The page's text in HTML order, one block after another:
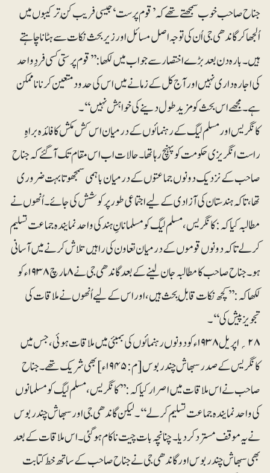
جناح صاحب خوب سمجھتے تھے کہ ’قوم پرست‘ جیسی فریب کُن ترکیبوں میں
اُلجھا کر گاندھی جی اُن کی توجہ اصل مسائل اور زیربحث نکات سے ہٹانا چاہتے
ہیں۔ بارہ دن بعد بڑے اختصار سے جواب میں لکھا: ’’قوم پرستی کسی فردِ واحد
کی اجارہ داری نہیں اور آج کل کے زمانے میں اس کی حدود متعین کرنا ناممکن
ہے۔ مجھے اس بحث کو مزید طول دینے کی خواہش نہیں‘‘۔
کانگریس اور مسلم لیگ کے رہنمائوں کے درمیان اس کش مکش کا فائدہ براہِ
راست انگریزی حکومت کو پہنچ رہا تھا۔ حالات اب اس مقام تک آگئے کہ جناح
صاحب کے نزدیک دونوں جماعتوں کے درمیان باہمی سمجھوتا بہت ضروری
تھا، تاکہ ہندستان کی آزادی کے لیے اجتماعی طور پر کوشش کی جائے۔ اُنھوں نے
مطالبہ کیا کہ: کانگریس، مسلم لیگ کو مسلمانانِ ہند کی واحد نمایندہ جماعت تسلیم
کرلے تاکہ دونوں قوموں کے درمیان تعاون کی راہیں تلاش کرنے میں آسانی
ہو۔ جناح صاحب کا مطالبہ جان لینے کے بعد گاندھی جی نے ۸مارچ ۱۹۳۸ء کو
لکھا کہ: ’’کچھ نکات قابلِ بحث ہیں، اور اس کے لیے اُنھوں نے ملاقات کی
تجویز پیش کی‘‘۔
۲۸؍اپریل ۱۹۳۸ء کو دونوں رہنمائوں کی بمبئی میں ملاقات ہوئی، جس میں
کانگریس کے صدر سبھاش چندر بوس [م: ۱۹۴۵ء] بھی شریک تھے۔ جناح
صاحب نے اس ملاقات میں اصرار کیا کہ:’ ’کانگریس، مسلم لیگ کو مسلمانوں
کی واحد نمایندہ جماعت تسلیم کرلے‘‘۔ لیکن گاندھی جی اور سبھاش چندر بوس
نے یہ موقف مسترد کر دیا۔ چنانچہ بات چیت ناکام ہوگئی۔ اس ملاقات کے بعد
بھی سبھاش چندر بوس اور گاندھی جی نے جناح صاحب کے ساتھ خط کتابت